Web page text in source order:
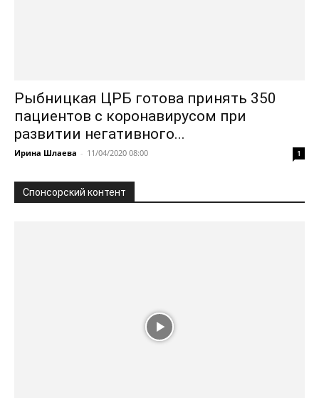
Рыбницкая ЦРБ готова принять 350
пациентов с коронавирусом при
развитии негативного...
Ирина Шлаева - 11/04/2020 08:00 1
Спонсорский контент